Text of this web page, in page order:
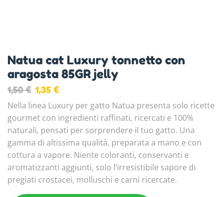
Natua cat Luxury tonnetto con
aragosta 85GR jelly
1,50€ 1,35 €
Nella linea Luxury per gatto Natua presenta solo ricette
gourmet con ingredienti raffinati, ricercati e 100%
naturali, pensati per sorprendere il tuo gatto. Una
gamma di altissima qualità, preparata a mano e con
cottura a vapore. Niente coloranti, conservanti e
aromatizzanti aggiunti, solo l’irresistibile sapore di
pregiati crostacei, molluschi e carni ricercate.